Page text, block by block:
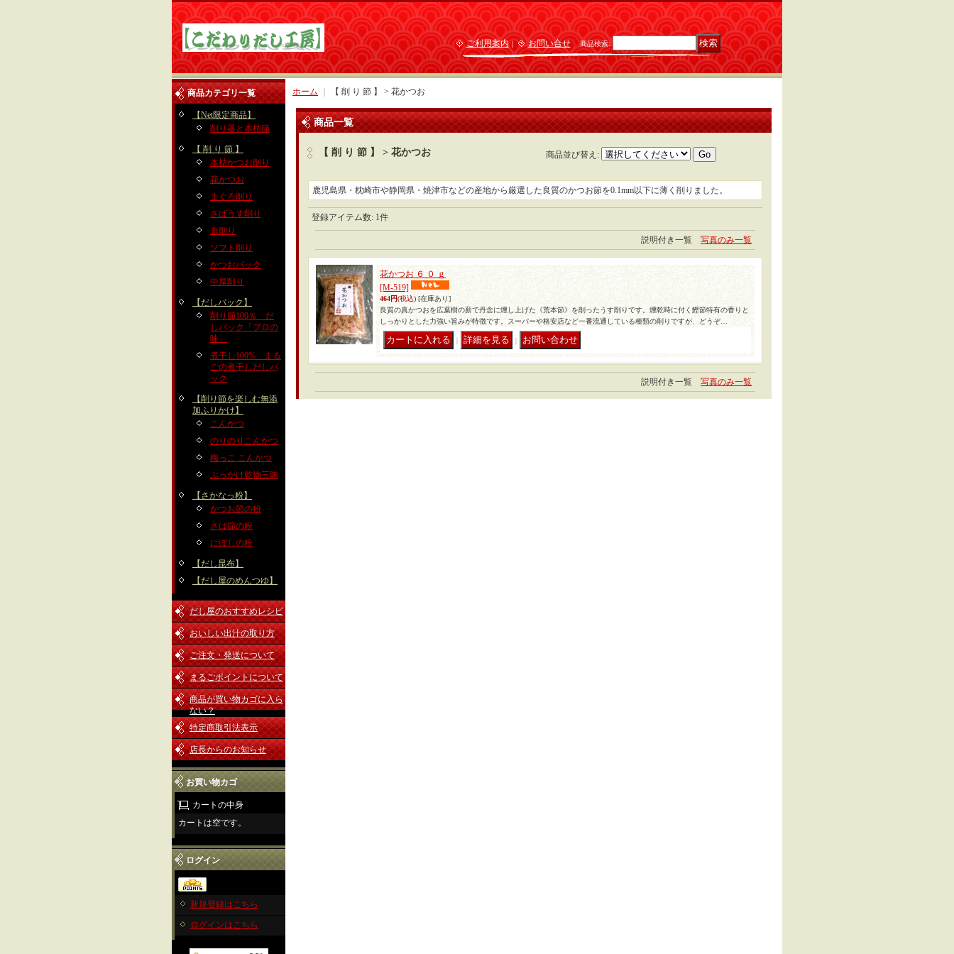
ご利用案内｜ お問い合せ 商品検索:
商品カテゴリ一覧
【Net限定商品】
削り器と本枯節
【 削 り 節 】
本枯かつお削り
花かつお
まぐろ削り
さばうす削り
糸削り
ソフト削り
かつおパック
中厚削り
【だしパック】
削り節100％ だ
しパック「プロの
味」
煮干し100% まる
ごの煮干しだしパ
ック
【削り節を楽しむ無添
加ふりかけ】
こんかつ
のりのりこんかつ
梅っこ こんかつ
ぶっかけ乾物三昧
【さかなっ粉】
かつお節の粉
さば節の粉
にぼしの粉
【だし昆布】
【だし屋のめんつゆ】
だし屋のおすすめレシピ
おいしい出汁の取り方
ご注文・発送について
まるごポイントについて
商品が買い物カゴに入ら
ない？
特定商取引法表示
店長からのお知らせ
お買い物カゴ
カートの中身
カートは空です。
ログイン
新規登録はこちら
ログインはこちら
ホーム 【 削 り 節 】 > 花かつお
商品一覧
【 削 り 節 】 > 花かつお 商品並び替え :
鹿児島県・枕崎市や静岡県・焼津市などの産地から厳選した良質のかつお節を0.1mm以下に薄く削りました。
登録アイテム数: 1件
説明付き一覧 写真のみ一覧
花かつお ６ ０ ｇ
[M-519]
464円(税込) [在庫あり]
良質の真かつおを広葉樹の薪で丹念に燻し上げた《荒本節》を削ったうす削りです。燻乾時に付く鰹節特有の香りと
しっかりとした力強い旨みが特徴です。スーパーや格安店など一番流通している種類の削りですが、どうぞ…
説明付き一覧 写真のみ一覧